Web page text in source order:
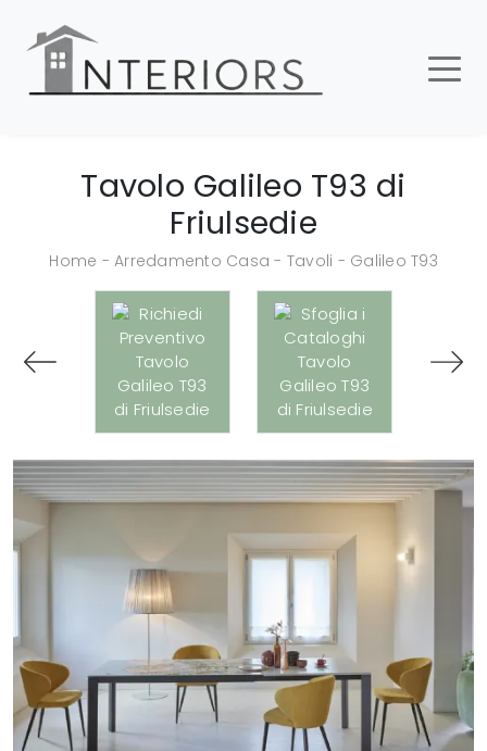
Tavolo Galileo T93 di
Friulsedie
Home - Arredamento Casa - Tavoli - Galileo T93